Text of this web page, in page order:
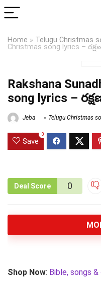
Home » Telugu Christmas
Christmas song lyrics –
Rakshana
song lyrics –
Jeba Telugu Christmas
Save
0
Deal Score 0
Shop Now: Bible, songs